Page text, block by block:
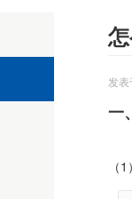
发
一
（1）